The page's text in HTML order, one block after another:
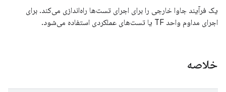
یک فرآیند جاوا خارجی را برای اجرای تست‌ها راه‌اندازی می‌کند. برای
اجرای مداوم واحد TF یا تست‌های عملکردی استفاده می‌شود.
خلاصه